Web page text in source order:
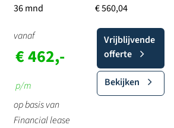
36 mnd
€ 560,04
vanaf
€ 462,-
p/m
op basis van
Financial lease
Vrijblijvende
offerte
Bekijken